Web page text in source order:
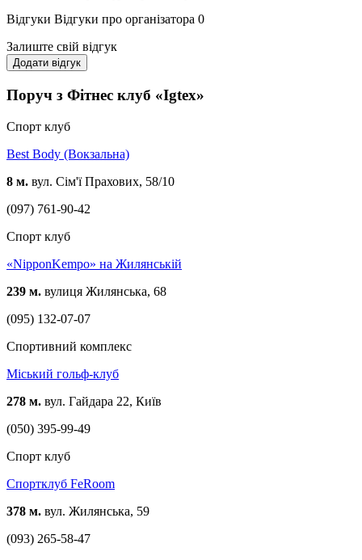
Відгуки Відгуки про організатора 0
Залиште свій відгук
Додати відгук
Поруч з Фітнес клуб «Igtex»
Спорт клуб
Best Body (Вокзальна)
8 м. вул. Сім'ї Прахових, 58/10
(097) 761-90-42
Спорт клуб
«NipponKempo» на Жилянській
239 м. вулиця Жилянська, 68
(095) 132-07-07
Спортивний комплекс
Міський гольф-клуб
278 м. вул. Гайдара 22, Київ
(050) 395-99-49
Спорт клуб
Спортклуб FeRoom
378 м. вул. Жилянська, 59
(093) 265-58-47